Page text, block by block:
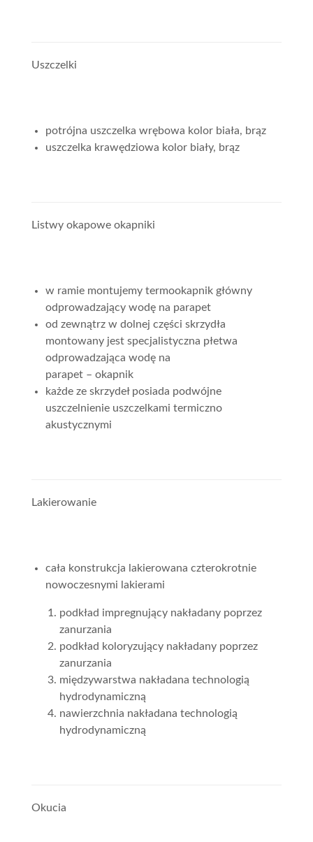
Uszczelki
potrójna uszczelka wrębowa kolor biała, brąz
uszczelka krawędziowa kolor biały, brąz
Listwy okapowe okapniki
w ramie montujemy termookapnik główny
odprowadzający wodę na parapet
od zewnątrz w dolnej części skrzydła
montowany jest specjalistyczna płetwa
odprowadzająca wodę na
parapet – okapnik
każde ze skrzydeł posiada podwójne
uszczelnienie uszczelkami termiczno
akustycznymi
Lakierowanie
cała konstrukcja lakierowana czterokrotnie
nowoczesnymi lakierami
podkład impregnujący nakładany poprzez
zanurzania
podkład koloryzujący nakładany poprzez
zanurzania
międzywarstwa nakładana technologią
hydrodynamiczną
nawierzchnia nakładana technologią
hydrodynamiczną
Okucia